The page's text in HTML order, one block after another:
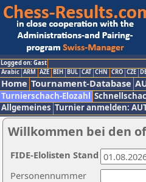
Logged on: Gast
Arabic ARM AZE BIH BUL CAT CHN CRO CZE
Home Tournament-Database
Turnierschach-Elozahl
Allgemeines Turnier anmelden:
Willkommen bei den
Personennummer
FIDE-Elolisten Stand